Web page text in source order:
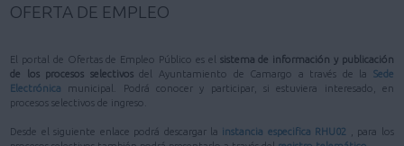
OFERTA DE EMPLEO
El portal de Ofertas de Empleo Público es el sistema de información y publicación
de los procesos selectivosdel Ayuntamiento de Camargo a través de la Sede
Electrónica
municipal. Podrá conocer y participar, si estuviera interesado, en
procesos selectivos de ingreso.
Desde el siguiente enlace podrá descargar la instancia especifica RHU02 , para los